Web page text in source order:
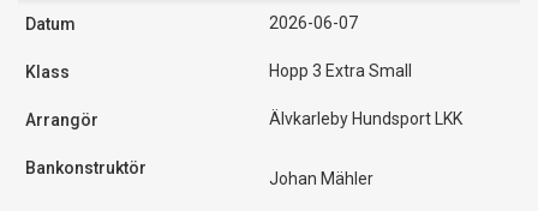
2026-06-07
Hopp 3 Extra Small
Älvkarleby Hundsport LKK
Johan Mähler